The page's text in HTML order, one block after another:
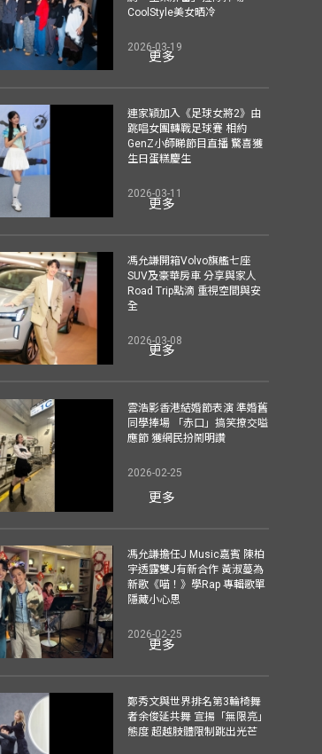
CoolStyle美女晒冷
2026-03-19
更多
連家穎加入《足球女將2》由
跳唱女團轉戰足球賽 相約
GenZ小師睇節目直播 驚喜獲
生日蛋糕慶生
2026-03-11
更多
馮允謙開箱Volvo旗艦七座
SUV及豪華房車 分享與家人
Road Trip點滴 重視空間與安
全
2026-03-08
更多
雲浩影香港結婚節表演 準婚舊
同學捧場 「赤口」搞笑撩交嗌
應節 獲網民扮鬧明讚
2026-02-25
更多
馮允謙擔任J Music嘉賓 陳柏
宇透露雙J有新合作 黃淑蔓為
新歌《喵！》學Rap 專輯歌單
隱藏小心思
2026-02-25
更多
鄭秀文與世界排名第3輪椅舞
者余俊延共舞 宣揚「無限亮」
態度 超越肢體限制跳出光芒